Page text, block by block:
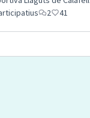
2 41